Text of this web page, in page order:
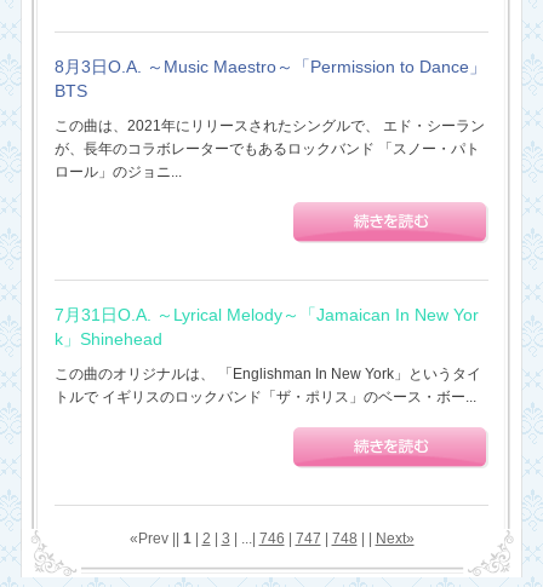
8月3日O.A. ～Music Maestro～「Permission to Dance」
BTS
この曲は、2021年にリリースされたシングルで、 エド・シーラン
が、長年のコラボレーターでもあるロックバンド 「スノー・パト
ロール」のジョニ...
7月31日O.A. ～Lyrical Melody～「Jamaican In New Yor
k」Shinehead
この曲のオリジナルは、 「Englishman In New York」というタイ
トルで イギリスのロックバンド「ザ・ポリス」のベース・ボー...
«Prev || 1| 2 3 | ...| 746 747 748 Next»